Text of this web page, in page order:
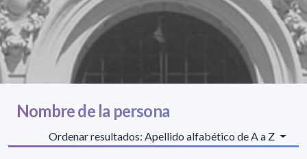
Nombre de la persona
Ordenar resultados: Apellido alfabético de A a Z